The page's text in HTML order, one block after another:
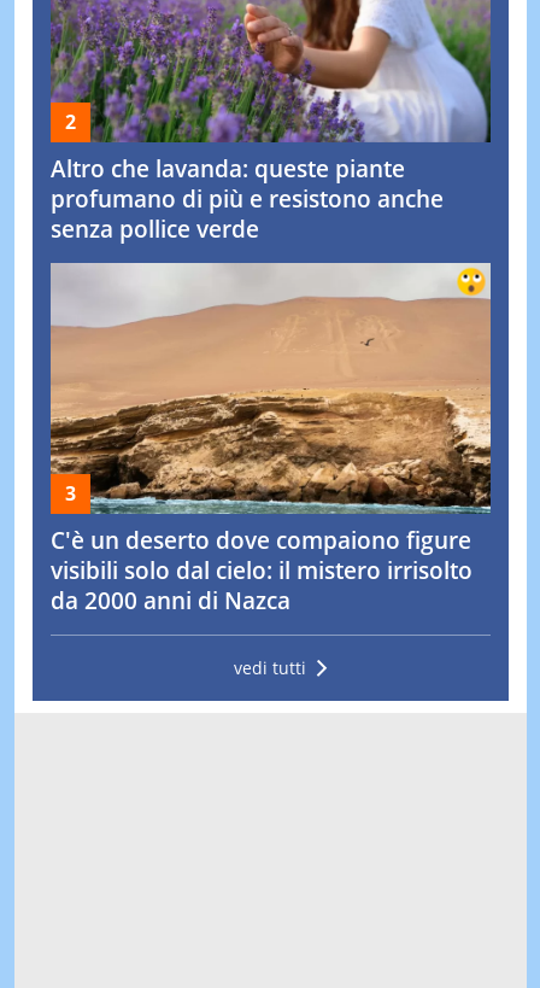
Altro che lavanda: queste piante
profumano di più e resistono anche
senza pollice verde
C'è un deserto dove compaiono figure
visibili solo dal cielo: il mistero irrisolto
da 2000 anni di Nazca
vedi tutti